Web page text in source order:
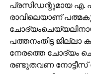
പ്രസിഡന്റുമായ എ.
രാവിലെയാണ്
പത്തനംതിട്ട ജില്ലാ
നേരത്തെ ചോദ്യം
രണ്ടുതവണ നോട്ടീസ്